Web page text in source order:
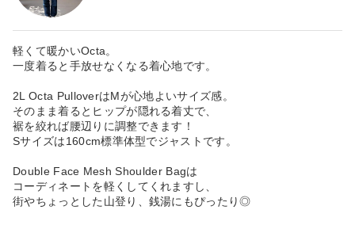
軽くて暖かいOcta。
一度着ると手放せなくなる着心地です。
2L Octa PulloverはMが心地よいサイズ感。
そのまま着るとヒップが隠れる着丈で、
裾を絞れば腰辺りに調整できます！
Sサイズは160cm標準体型でジャストです。
Double Face Mesh Shoulder Bagは
コーディネートを軽くしてくれますし、
街やちょっとした山登り、銭湯にもぴったり◎